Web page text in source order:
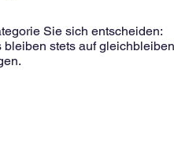
Sie sich entscheiden:
stets auf